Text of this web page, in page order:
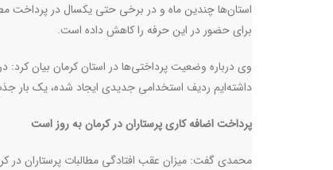
استان‌ها چندین ماه و در برخی حتی یکسال در پرداخت
برای حضور در این حرفه را کاهش داده است.
وی درباره وضعیت پرداختی‌ها در استان کرمان بیان کرد:
داشته‌ایم ردیف استخدامی جدیدی ایجاد شده، یک بار
پرداخت اضافه کاری پرستاران در کرمان به روز است
محمدی گفت: میزان عقب افتادگی مطالبات پرستاران در